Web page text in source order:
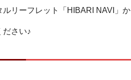
リーフレット「HIBARI NAVI」
ださい♪